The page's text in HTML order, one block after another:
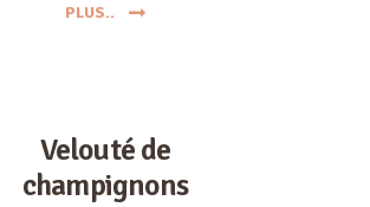
PLUS..
Velouté de
champignons